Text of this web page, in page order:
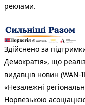
реклами.
Здійснено за
Демократія», що
видавців новин (WAN-
«Незалежні
Норвезькою